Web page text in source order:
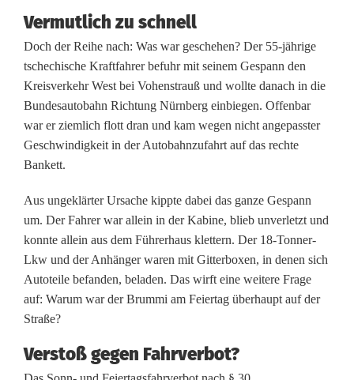
w
u
m
g
e
k
i
p
p
t
-
3
Vermutlich zu schnell
Doch der Reihe nach: Was war geschehen? Der 55-jährige
tschechische Kraftfahrer befuhr mit seinem Gespann den
Kreisverkehr West bei Vohenstrauß und wollte danach in die
Bundesautobahn Richtung Nürnberg einbiegen. Offenbar
war er ziemlich flott dran und kam wegen nicht angepasster
Geschwindigkeit in der Autobahnzufahrt auf das rechte
Bankett.
Aus ungeklärter Ursache kippte dabei das ganze Gespann
um. Der Fahrer war allein in der Kabine, blieb unverletzt und
konnte allein aus dem Führerhaus klettern. Der 18-Tonner-
Lkw und der Anhänger waren mit Gitterboxen, in denen sich
Autoteile befanden, beladen. Das wirft eine weitere Frage
auf: Warum war der Brummi am Feiertag überhaupt auf der
Straße?
Verstoß gegen Fahrverbot?